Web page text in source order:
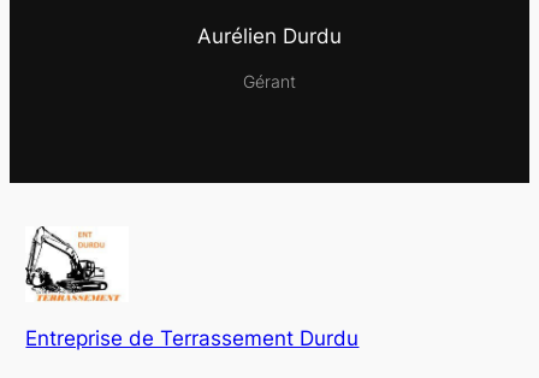
Aurélien Durdu
Gérant
Entreprise de Terrassement Durdu